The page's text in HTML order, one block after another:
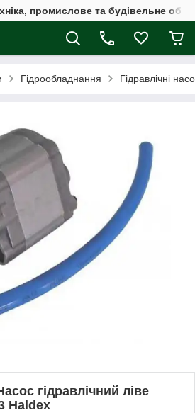
промислове та будівельне
Гідрообладнання Гідравлічні
гідравлічний ліве
Haldex